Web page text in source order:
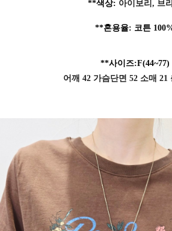
**색상: 아이보리, 브
**혼용율: 코튼
**사이즈:F(44~77)
어깨 42 가슴단면 52 소매 21